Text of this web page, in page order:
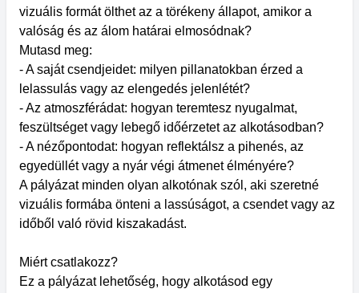
vizuális formát ölthet az a törékeny állapot, amikor a
valóság és az álom határai elmosódnak?
Mutasd meg:
- A saját csendjeidet: milyen pillanatokban érzed a
lelassulás vagy az elengedés jelenlétét?
- Az atmoszférádat: hogyan teremtesz nyugalmat,
feszültséget vagy lebegő időérzetet az alkotásodban?
- A nézőpontodat: hogyan reflektálsz a pihenés, az
egyedüllét vagy a nyár végi átmenet élményére?
A pályázat minden olyan alkotónak szól, aki szeretné
vizuális formába önteni a lassúságot, a csendet vagy az
időből való rövid kiszakadást.
Miért csatlakozz?
Ez a pályázat lehetőség, hogy alkotásod egy